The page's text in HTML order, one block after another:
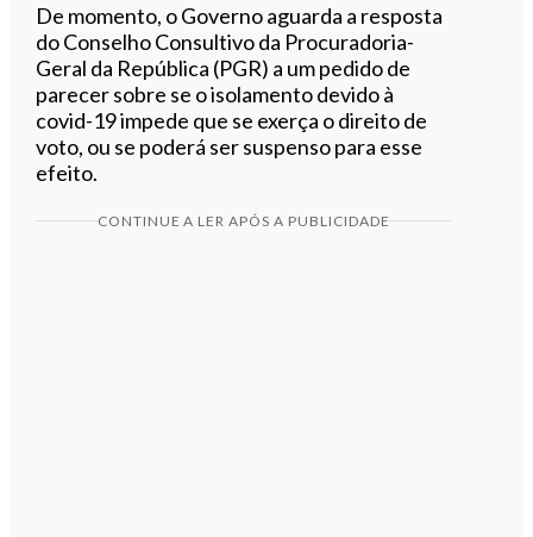
De momento, o Governo aguarda a resposta
do Conselho Consultivo da Procuradoria-
Geral da República (PGR) a um pedido de
parecer sobre se o isolamento devido à
covid-19 impede que se exerça o direito de
voto, ou se poderá ser suspenso para esse
efeito.
CONTINUE A LER APÓS A PUBLICIDADE